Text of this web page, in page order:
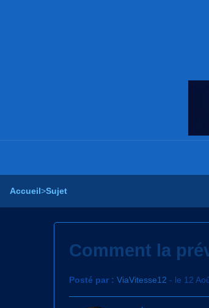
Accueil>Sujet
Comment la
Posté par : ViaVitesse12 - le 12